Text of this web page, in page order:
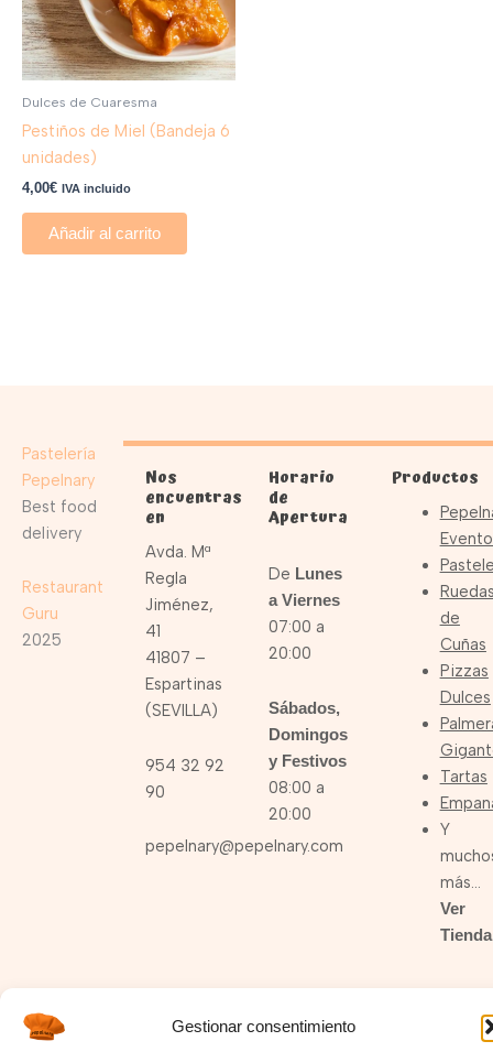
Gestionar consentimiento
Dulces de Cuaresma
Pestiños de Miel (Bandeja 6
unidades)
4,00€ IVA incluido
Añadir al carrito
Pastelería
Pepelnary
Best food
delivery
Restaurant
Guru
2025
Nos
encuentras
en
Avda. Mª
Regla
Jiménez,
41
41807 –
Espartinas
(SEVILLA)
954 32 92
90
pepelnary@pepelnary.com
Horario
de
Apertura
De Lunes
a Viernes
07:00 a
20:00
Sábados,
Domingos
y Festivos
08:00 a
20:00
Productos
de
Cuñas
Pizzas
Dulces
Tartas
Y
más…
Ver
Tienda